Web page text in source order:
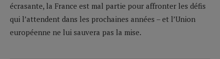
écrasante, la France est mal partie pour affronter les défis
qui l’attendent dans les prochaines années – et l’Union
européenne ne lui sauvera pas la mise.